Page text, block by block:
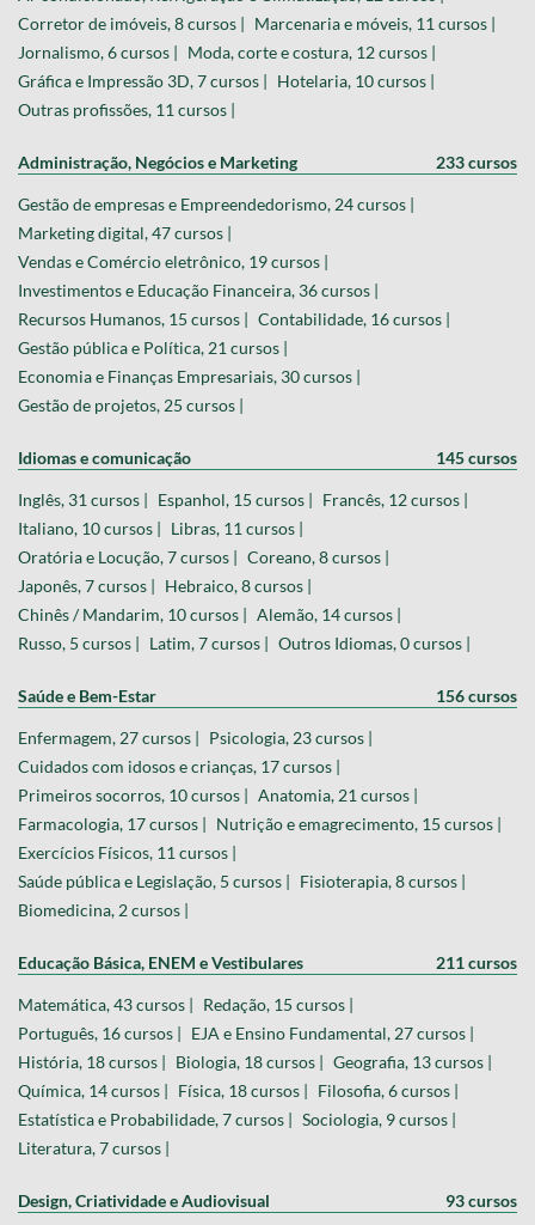
Corretor de imóveis, 8 cursos | Marcenaria e móveis, 11 cursos |
Jornalismo, 6 cursos | Moda, corte e costura, 12 cursos |
Gráfica e Impressão 3D, 7 cursos | Hotelaria, 10 cursos |
Outras profissões, 11 cursos |
Administração, Negócios e Marketing 233 cursos
Gestão de empresas e Empreendedorismo, 24 cursos |
Marketing digital, 47 cursos |
Vendas e Comércio eletrônico, 19 cursos |
Investimentos e Educação Financeira, 36 cursos |
Recursos Humanos, 15 cursos | Contabilidade, 16 cursos |
Gestão pública e Política, 21 cursos |
Economia e Finanças Empresariais, 30 cursos |
Gestão de projetos, 25 cursos |
Idiomas e comunicação 145 cursos
Inglês, 31 cursos | Espanhol, 15 cursos | Francês, 12 cursos |
Italiano, 10 cursos | Libras, 11 cursos |
Oratória e Locução, 7 cursos | Coreano, 8 cursos |
Japonês, 7 cursos | Hebraico, 8 cursos |
Chinês / Mandarim, 10 cursos | Alemão, 14 cursos |
Russo, 5 cursos | Latim, 7 cursos | Outros Idiomas, 0 cursos |
Saúde e Bem-Estar 156 cursos
Enfermagem, 27 cursos | Psicologia, 23 cursos |
Cuidados com idosos e crianças, 17 cursos |
Primeiros socorros, 10 cursos | Anatomia, 21 cursos |
Farmacologia, 17 cursos | Nutrição e emagrecimento, 15 cursos |
Exercícios Físicos, 11 cursos |
Saúde pública e Legislação, 5 cursos | Fisioterapia, 8 cursos |
Biomedicina, 2 cursos |
Educação Básica, ENEM e Vestibulares 211 cursos
Matemática, 43 cursos | Redação, 15 cursos |
Português, 16 cursos | EJA e Ensino Fundamental, 27 cursos |
História, 18 cursos | Biologia, 18 cursos | Geografia, 13 cursos |
Química, 14 cursos | Física, 18 cursos | Filosofia, 6 cursos |
Estatística e Probabilidade, 7 cursos | Sociologia, 9 cursos |
Literatura, 7 cursos |
Design, Criatividade e Audiovisual 93 cursos